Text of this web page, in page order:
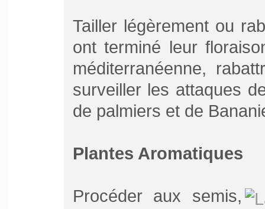
Tailler légèrement ou
ont terminé leur
méditerranéenne,
surveiller les attaques
de palmiers et de
Plantes Aromatiques
Procéder aux semis,